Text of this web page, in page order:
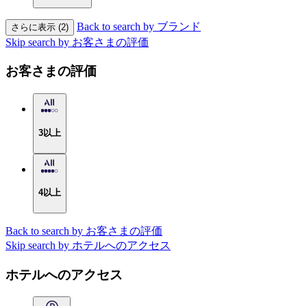
さらに表示 (2)
Back to search by ブランド
Skip search by お客さまの評価
お客さまの評価
3以上
4以上
Back to search by お客さまの評価
Skip search by ホテルへのアクセス
ホテルへのアクセス